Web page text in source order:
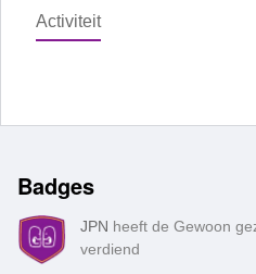
Activiteit
Badges
JPN heeft de Gewoon
verdiend